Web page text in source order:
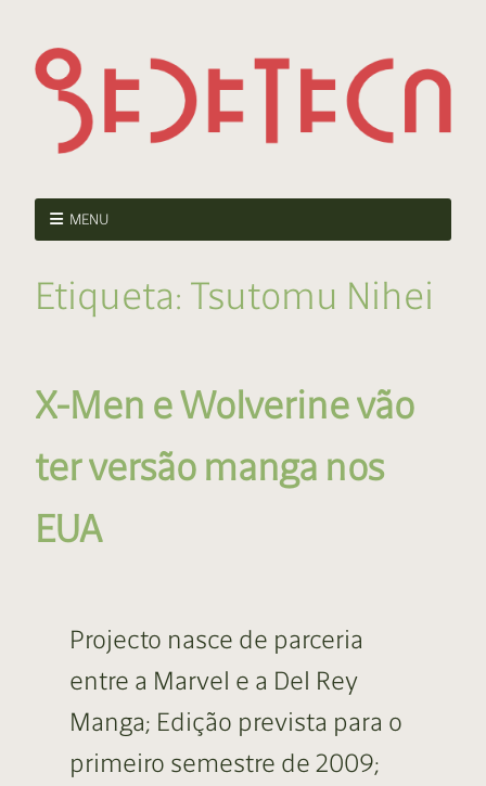
MENU
Etiqueta: Tsutomu Nihei
X-Men e Wolverine vão
ter versão manga nos
EUA
Projecto nasce de parceria
entre a Marvel e a Del Rey
Manga; Edição prevista para o
primeiro semestre de 2009;